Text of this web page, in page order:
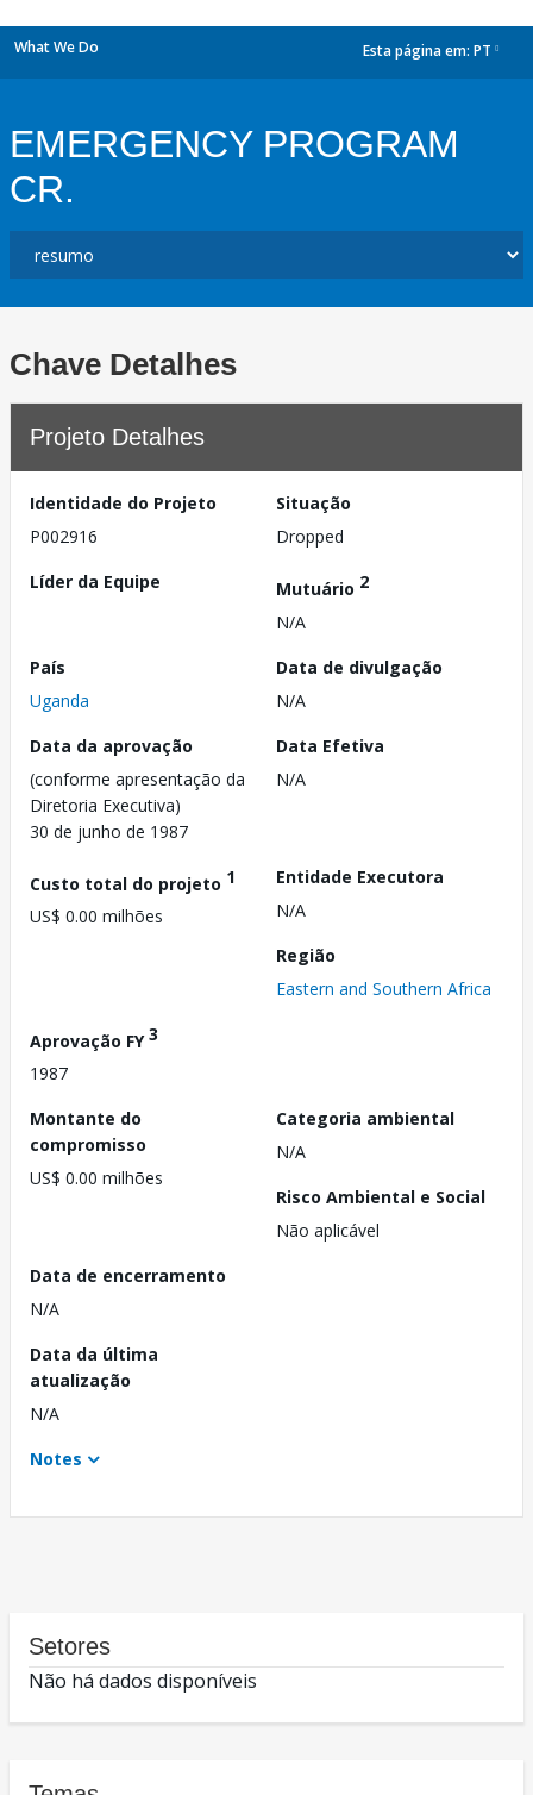
What We Do Esta página em: PT
EMERGENCY PROGRAM
CR.
Chave Detalhes
Projeto Detalhes
Identidade do Projeto
P002916
Situação
Dropped
Líder da Equipe
Mutuário 2
N/A
País
Uganda
Data de divulgação
N/A
Data da aprovação
(conforme apresentação da
Diretoria Executiva)
30 de junho de 1987
Data Efetiva
N/A
Custo total do projeto 1
US$ 0.00 milhões
Entidade Executora
N/A
Região
Eastern and Southern Africa
Aprovação FY3
1987
Montante do
compromisso
US$ 0.00 milhões
Categoria ambiental
N/A
Risco Ambiental e Social
Não aplicável
Data de encerramento
N/A
Data da última
atualização
N/A
Notes
Setores
Não há dados disponíveis